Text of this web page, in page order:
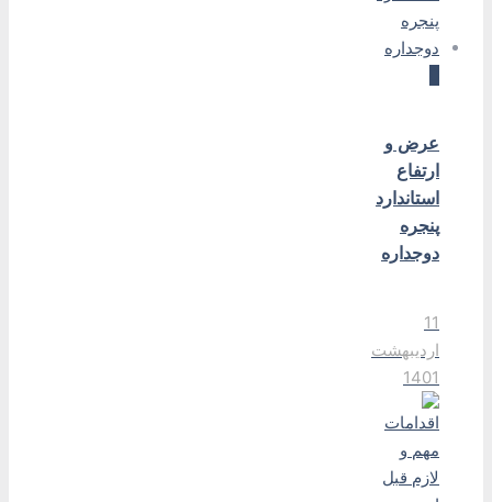
عرض و
ارتفاع
استاندارد
پنجره
دوجداره
11
اردیبهشت
1401